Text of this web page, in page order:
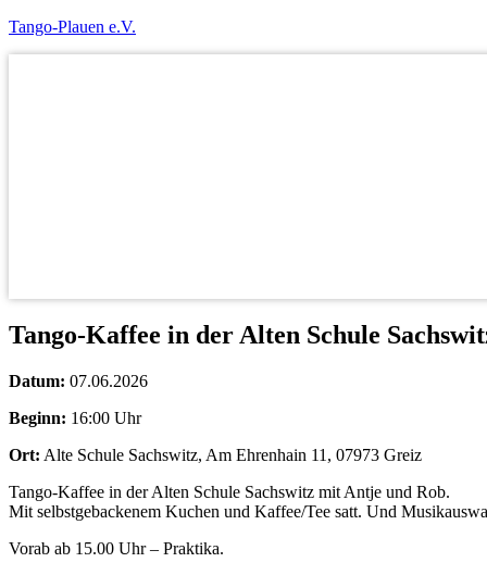
Tango-Plauen e.V.
Tango-Kaffee in der Alten Schule
Datum: 07.06.2026
Beginn: 16:00 Uhr
Ort: Alte Schule Sachswitz, Am Ehrenhain 11, 07973 Greiz
Tango-Kaffee in der Alten Schule Sachswitz mit Antje und Rob.
Mit selbstgebackenem Kuchen und Kaffee/Tee satt. Und
Vorab ab 15.00 Uhr – Praktika.